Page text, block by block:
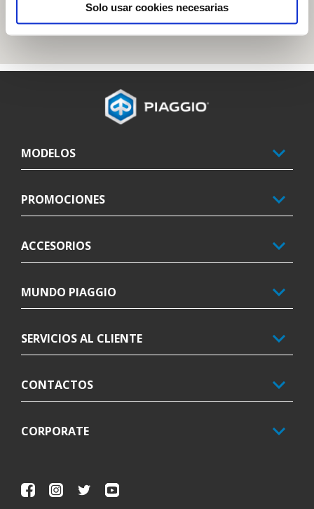
Solo usar cookies necesarias
MODELOS
PROMOCIONES
ACCESORIOS
MUNDO PIAGGIO
SERVICIOS AL CLIENTE
CONTACTOS
CORPORATE
FacebookInstagram
Twitter